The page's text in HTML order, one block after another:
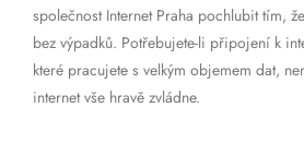
společnost Internet Praha pochlubit tím,
bez výpadků. Potřebujete-li připojení k
které pracujete s velkým objemem dat,
internet vše hravě zvládne.